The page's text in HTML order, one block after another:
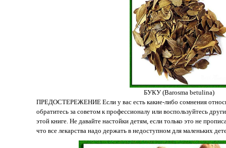
БУКУ (Barosma betulina)
ПРЕДОСТЕРЕЖЕНИЕ Если у вас есть какие-либо сомнения
обратитесь за советом к профессионалу или воспользуйтесь
этой книге. Не давайте настойки детям, если только это не
что все лекарства надо держать в недоступном для маленьких